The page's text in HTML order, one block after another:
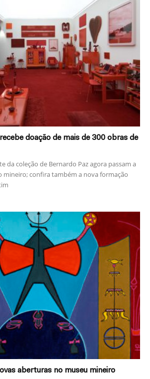
doação de mais de 300 obras de
da coleção de Bernardo Paz agora passam a
mineiro; confira também a nova formação
aberturas no museu mineiro